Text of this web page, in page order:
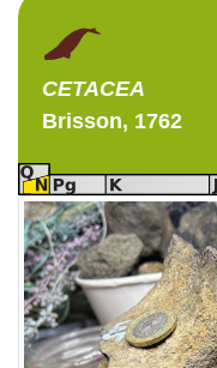
CETACEA
Brisson, 1762